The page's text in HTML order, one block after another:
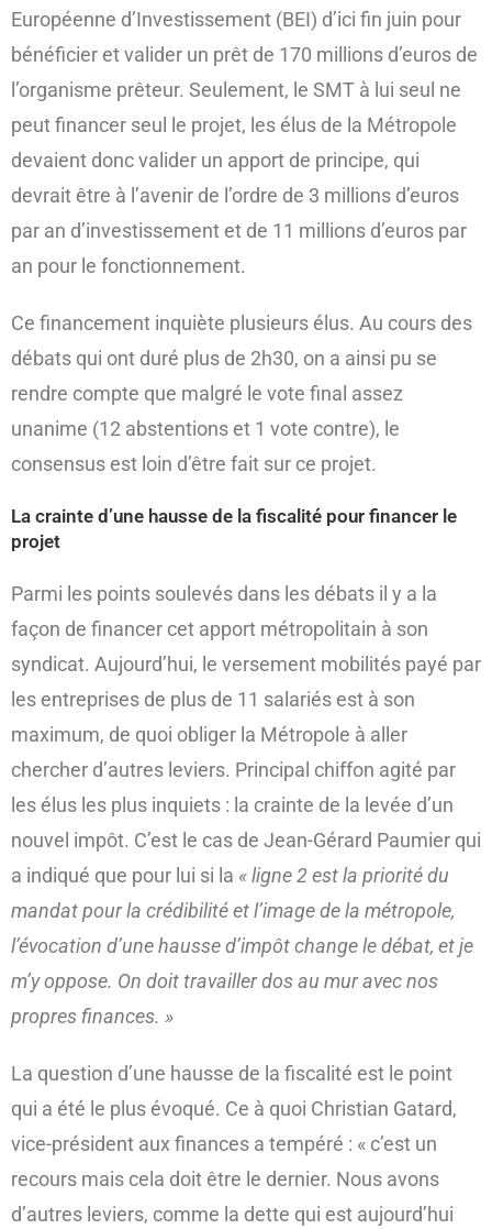
Européenne d’Investissement (BEI) d’ici fin juin pour
bénéficier et valider un prêt de 170 millions d’euros de
l’organisme prêteur. Seulement, le SMT à lui seul ne
peut financer seul le projet, les élus de la Métropole
devaient donc valider un apport de principe, qui
devrait être à l’avenir de l’ordre de 3 millions d’euros
par an d’investissement et de 11 millions d’euros par
an pour le fonctionnement.
Ce financement inquiète plusieurs élus. Au cours des
débats qui ont duré plus de 2h30, on a ainsi pu se
rendre compte que malgré le vote final assez
unanime (12 abstentions et 1 vote contre), le
consensus est loin d’être fait sur ce projet.
La crainte d’une hausse de la fiscalité pour financer le
projet
Parmi les points soulevés dans les débats il y a la
façon de financer cet apport métropolitain à son
syndicat. Aujourd’hui, le versement mobilités payé par
les entreprises de plus de 11 salariés est à son
maximum, de quoi obliger la Métropole à aller
chercher d’autres leviers. Principal chiffon agité par
les élus les plus inquiets : la crainte de la levée d’un
nouvel impôt. C’est le cas de Jean-Gérard Paumier qui
a indiqué que pour lui si la « ligne 2 est la priorité du
mandat pour la crédibilité et l’image de la métropole,
l’évocation d’une hausse d’impôt change le débat, et je
m’y oppose. On doit travailler dos au mur avec nos
propres finances. »
La question d’une hausse de la fiscalité est le point
qui a été le plus évoqué. Ce à quoi Christian Gatard,
vice-président aux finances a tempéré : « c’est un
recours mais cela doit être le dernier. Nous avons
d’autres leviers, comme la dette qui est aujourd’hui